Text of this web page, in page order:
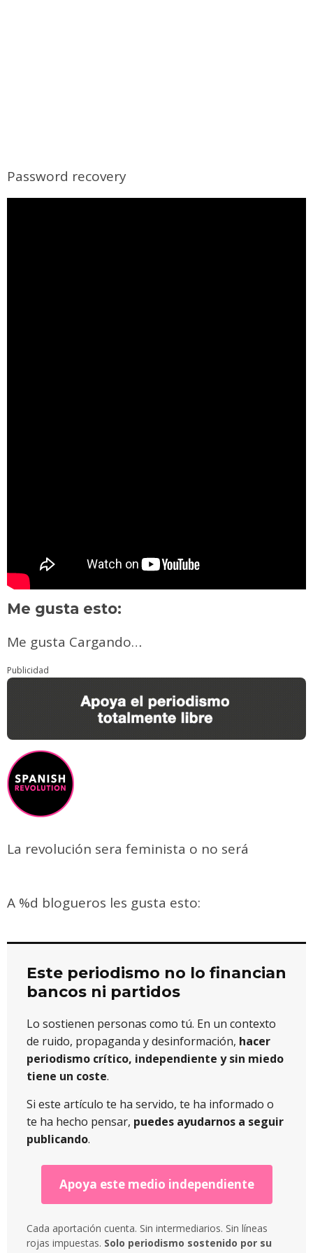
Password recovery
Me gusta esto:
Me gusta Cargando…
Publicidad
La revolución sera feminista o no será
A %d blogueros les gusta esto:
Este periodismo no lo financian
bancos ni partidos
Lo sostienen personas como tú. En un contexto
de ruido, propaganda y desinformación, hacer
periodismo crítico, independiente y sin miedo
tiene un coste.
Si este artículo te ha servido, te ha informado o
te ha hecho pensar, puedes ayudarnos a seguir
publicando.
Apoya este medio independiente
Cada aportación cuenta. Sin intermediarios. Sin líneas
rojas impuestas. Solo periodismo sostenido por su